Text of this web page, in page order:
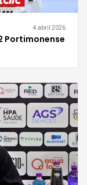
4 abril 2026
Portimonense